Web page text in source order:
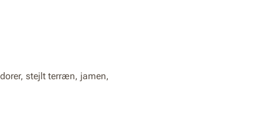
stejlt terræn, jamen,